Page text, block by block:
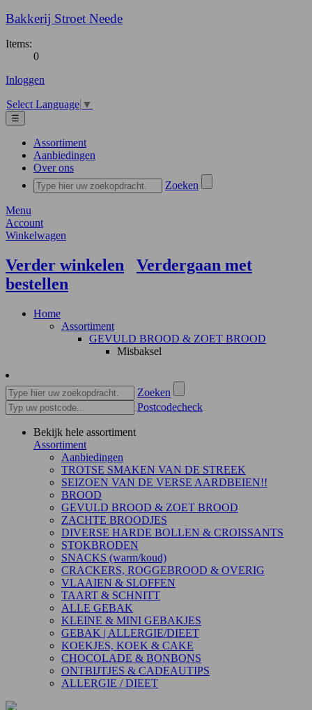
Bakkerij Stroet Neede
Items:
0
Inloggen
Select Language ▼
☰
Assortiment
Aanbiedingen
Over ons
Zoeken
Menu
Account
Winkelwagen
Verder winkelen
Verdergaan met
bestellen
Home
Assortiment
GEVULD BROOD & ZOET BROOD
Misbaksel
Zoeken
Postcodecheck
Bekijk hele assortiment
Assortiment
Aanbiedingen
TROTSE SMAKEN VAN DE STREEK
SEIZOEN VAN DE VERSE AARDBEIEN!!
BROOD
GEVULD BROOD & ZOET BROOD
ZACHTE BROODJES
DIVERSE HARDE BOLLEN & CROISSANTS
STOKBRODEN
SNACKS (warm/koud)
CRACKERS, ROGGEBROOD & OVERIG
VLAAIEN & SLOFFEN
TAART & SCHNITT
ALLE GEBAK
KLEINE & MINI GEBAKJES
GEBAK | ALLERGIE/DIEET
KOEKJES, KOEK & CAKE
CHOCOLADE & BONBONS
ONTBIJTJES & CADEAUTIPS
ALLERGIE / DIEET